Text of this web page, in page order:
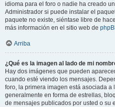
idioma para el foro o nadie ha creado
Administrador si puede instalar el
paquete no existe, siéntase libre de
más información en el sitio web de
Arriba
¿Qué es la imagen al lado de mi
Hay dos imágenes que pueden
cuando esté viendo los mensajes.
foro, la primera imagen está asociada
generalmente en forma de estrellas,
de mensajes publicados por usted o su